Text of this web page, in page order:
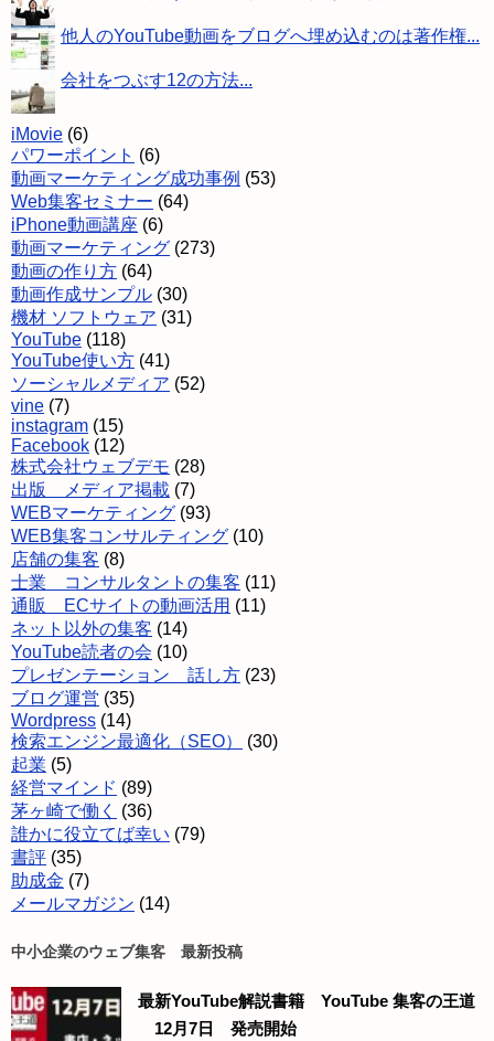
他人のYouTube動画をブログへ埋め込むのは著作権...
会社をつぶす12の方法...
iMovie (6)
パワーポイント (6)
動画マーケティング成功事例 (53)
Web集客セミナー (64)
iPhone動画講座 (6)
動画マーケティング (273)
動画の作り方 (64)
動画作成サンプル (30)
機材 ソフトウェア (31)
YouTube (118)
YouTube使い方 (41)
ソーシャルメディア (52)
vine (7)
instagram (15)
Facebook (12)
株式会社ウェブデモ (28)
出版 メディア掲載 (7)
WEBマーケティング (93)
WEB集客コンサルティング (10)
店舗の集客 (8)
士業 コンサルタントの集客 (11)
通販 ECサイトの動画活用 (11)
ネット以外の集客 (14)
YouTube読者の会 (10)
プレゼンテーション 話し方 (23)
ブログ運営 (35)
Wordpress (14)
検索エンジン最適化（SEO）
(30)
起業 (5)
経営マインド (89)
茅ヶ崎で働く
(36)
誰かに役立てば幸い (79)
書評 (35)
助成金 (7)
メールマガジン (14)
中小企業のウェブ集客 最新投稿
最新YouTube解説書籍 YouTube 集客の王道
12月7日 発売開始